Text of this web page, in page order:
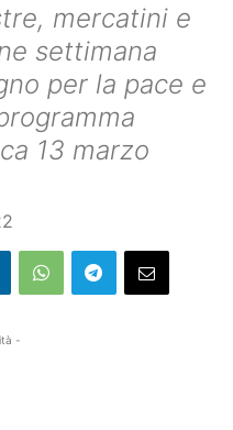
mercatini e
settimana
per la pace e
13 marzo
-